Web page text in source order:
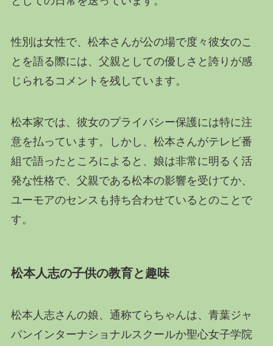
性別は女性で、松本さんが公の場で度々彼女のこ
とを語る際には、父親としての優しさと誇りが感
じられるコメントを残しています。
松本家では、彼女のプライバシー保護には特に注
意を払っています。しかし、松本さんがテレビ番
組で語ったところによると、娘は非常に明るく活
発な性格で、父親である松本の影響を受けてか、
ユーモアのセンスも持ち合わせているとのことで
す。
松本人志の子供の教育と趣味
松本人志さんの娘、通称てらちゃんは、青葉ジャ
パンインターナショナルスクールか聖心女子学院